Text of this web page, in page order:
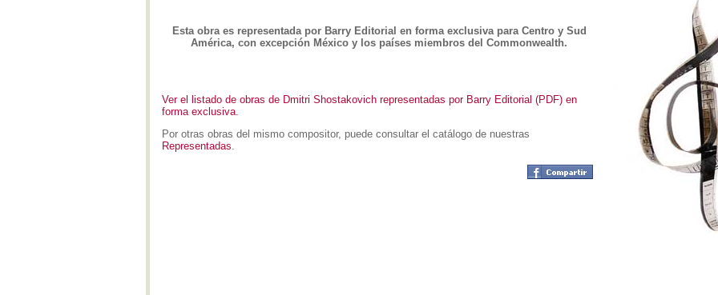
Esta obra es representada por Barry Editorial en forma exclusiva para Centro y Sud
América, con excepción México y los países miembros del Commonwealth.
Ver el listado de obras de Dmitri Shostakovich representadas por Barry Editorial (PDF) en
forma exclusiva.
Por otras obras del mismo compositor, puede consultar el catálogo de nuestras
Representadas.